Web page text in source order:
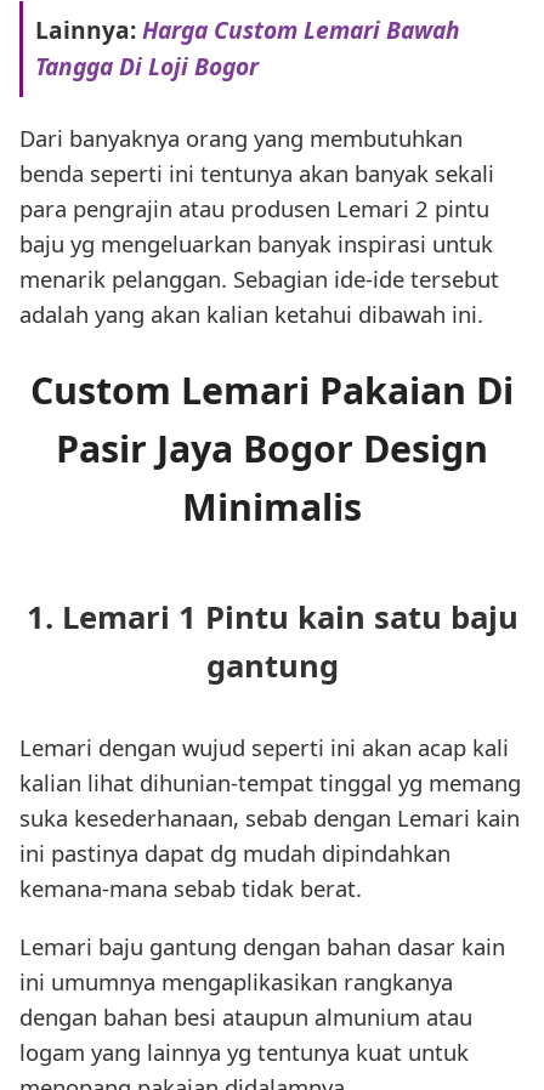
Lainnya:Harga Custom Lemari Bawah
Tangga Di Loji Bogor
Dari banyaknya orang yang membutuhkan
benda seperti ini tentunya akan banyak sekali
para pengrajin atau produsen Lemari 2 pintu
baju yg mengeluarkan banyak inspirasi untuk
menarik pelanggan. Sebagian ide-ide tersebut
adalah yang akan kalian ketahui dibawah ini.
Custom Lemari Pakaian Di
Pasir Jaya Bogor Design
Minimalis
1. Lemari 1 Pintu kain satu baju
gantung
Lemari dengan wujud seperti ini akan acap kali
kalian lihat dihunian-tempat tinggal yg memang
suka kesederhanaan, sebab dengan Lemari kain
ini pastinya dapat dg mudah dipindahkan
kemana-mana sebab tidak berat.
Lemari baju gantung dengan bahan dasar kain
ini umumnya mengaplikasikan rangkanya
dengan bahan besi ataupun almunium atau
logam yang lainnya yg tentunya kuat untuk